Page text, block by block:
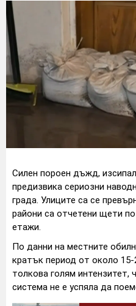
Силен пороен дъжд,
предизвика сериозни
града. Улиците са се
райони са отчетени щети
етажи.
По данни на местните
кратък период от около 15-
толкова голям интензитет,
система не е успяла да